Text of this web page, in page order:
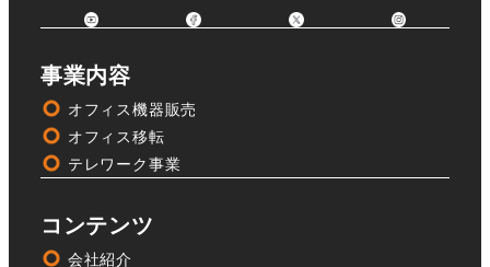
事業内容
オフィス機器販売
オフィス移転
テレワーク事業
コンテンツ
会社紹介